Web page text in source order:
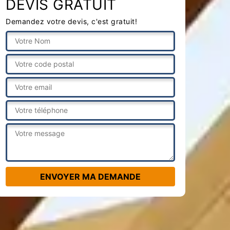
DEVIS GRATUIT
Demandez votre devis, c'est gratuit!